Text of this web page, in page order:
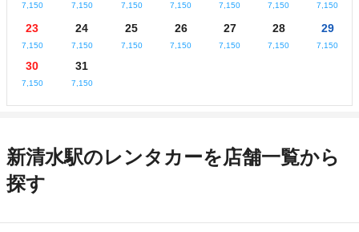
7,150 7,150 7,150 7,150 7,150 7,150 7,150
23
7,150
24
7,150
25
7,150
26
7,150
27
7,150
28
7,150
29
7,150
30
7,150
31
7,150
新清水駅のレンタカーを店舗一覧から
探す